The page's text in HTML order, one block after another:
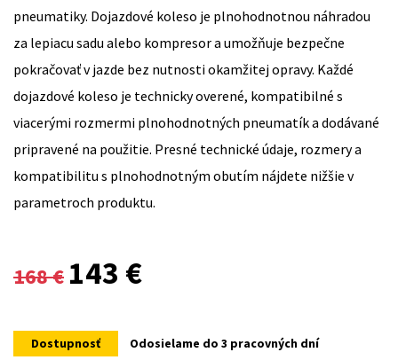
pneumatiky. Dojazdové koleso je plnohodnotnou náhradou
za lepiacu sadu alebo kompresor a umožňuje bezpečne
pokračovať v jazde bez nutnosti okamžitej opravy. Každé
dojazdové koleso je technicky overené, kompatibilné s
viacerými rozmermi plnohodnotných pneumatík a dodávané
pripravené na použitie. Presné technické údaje, rozmery a
kompatibilitu s plnohodnotným obutím nájdete nižšie v
parametroch produktu.
168€
Original
was:
143 €
is:
Dostupnosť Odosielame do 3 pracovných dní